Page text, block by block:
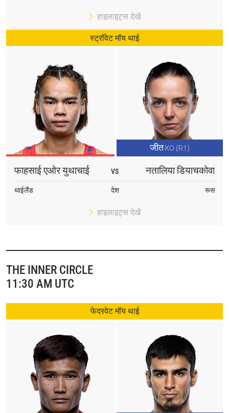
हाइलाइट्स देखें
स्ट्रॉवेट मॉय थाई
जीत KO (R1)
फाहसाई एओर युथाचाई VS नतालिया डियाचकोवा
थाईलैंड देश रूस
हाइलाइट्स देखें
THE INNER CIRCLE
11:30 AM UTC
फेदरवेट मॉय थाई